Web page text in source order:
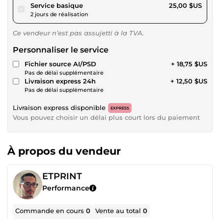
Service basiquepour 23,04 $US
2 jours de réalisation
25,00 $US
Ce vendeur n’est pas assujetti à la TVA.
Personnaliser le service
Fichier source AI/PSD
Pas de délai supplémentaire
+ 18,75 $US
Livraison express 24h
Pas de délai supplémentaire
+ 12,50 $US
Livraison express disponible EXPRESS
Vous pouvez choisir un délai plus court lors du paiement
À propos du vendeur
ETPRINT
Performance
Commande en cours0 Vente au total0